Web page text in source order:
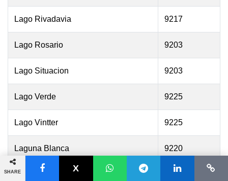
SHARE
Lago Rivadavia 9217
Lago Rosario 9203
Lago Situacion 9203
Lago Verde 9225
Lago Vintter 9225
Laguna Blanca 9220
Laguna Brava 9223